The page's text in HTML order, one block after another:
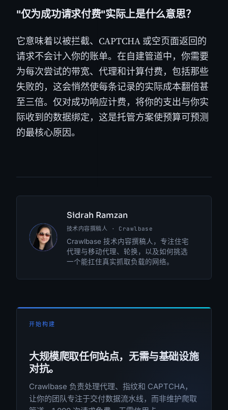
"仅为成功请求付费"实际上是什么意思？
它意味着以被拦截、CAPTCHA 或空页面返回的
请求不会计入你的账单。在自建管道中，你需要
为每次尝试的带宽、代理和计算付费，包括那些
失败的，这会悄然使每条记录的实际成本翻倍甚
至三倍。仅对成功响应计费，将你的支出与你实
际收到的数据绑定，这是托管方案使预算可预测
的最核心原因。
SR
Sidrah Ramzan
技术内容撰稿人 · Crawlbase
Crawlbase 技术内容撰稿人，专注住宅
代理与移动代理、轮换，以及如何挑选
一个能扛住真实抓取负载的网络。
开始构建
大规模爬取任何站点，无需与基础设施
对抗。
Crawlbase 负责处理代理、指纹和 CAPTCHA，
让你的团队专注于交付数据流水线，而非维护爬取